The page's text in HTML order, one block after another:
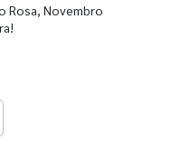
Rosa, Novembro